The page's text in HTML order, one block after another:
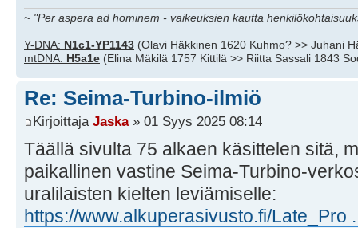
~ "Per aspera ad hominem - vaikeuksien kautta
Y-DNA: N1c1-YP1143 (Olavi Häkkinen 1620 Kuhmo? >> Juhani
mtDNA: H5a1e (Elina Mäkilä 1757 Kittilä >> Riitta Sassali 1843
Re: Seima-Turbino-ilmiö
Kirjoittaja Jaska» 01 Syys 2025 08:14
Täällä sivulta 75 alkaen käsittelen sitä,
paikallinen vastine Seima-Turbino-
uralilaisten kielten leviämiselle:
https://www.alkuperasivusto.fi/Late_Pro